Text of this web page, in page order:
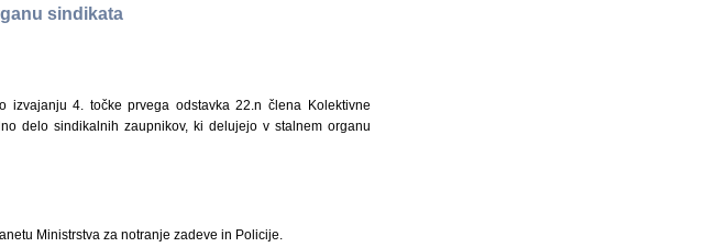
sindikata
izvajanju 4. točke prvega odstavka 22.n člena Kolektivne
delo sindikalnih zaupnikov, ki delujejo v stalnem organu
Ministrstva za notranje zadeve in Policije.